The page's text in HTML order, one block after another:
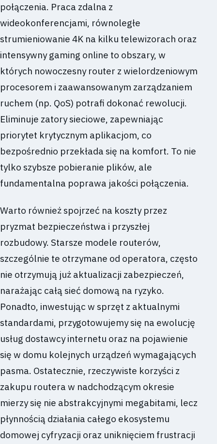
połączenia. Praca zdalna z
wideokonferencjami, równoległe
strumieniowanie 4K na kilku telewizorach oraz
intensywny gaming online to obszary, w
których nowoczesny router z wielordzeniowym
procesorem i zaawansowanym zarządzaniem
ruchem (np. QoS) potrafi dokonać rewolucji.
Eliminuje zatory sieciowe, zapewniając
priorytet krytycznym aplikacjom, co
bezpośrednio przekłada się na komfort. To nie
tylko szybsze pobieranie plików, ale
fundamentalna poprawa jakości połączenia.
Warto również spojrzeć na koszty przez
pryzmat bezpieczeństwa i przyszłej
rozbudowy. Starsze modele routerów,
szczególnie te otrzymane od operatora, często
nie otrzymują już aktualizacji zabezpieczeń,
narażając całą sieć domową na ryzyko.
Ponadto, inwestując w sprzęt z aktualnymi
standardami, przygotowujemy się na ewolucję
usług dostawcy internetu oraz na pojawienie
się w domu kolejnych urządzeń wymagających
pasma. Ostatecznie, rzeczywiste korzyści z
zakupu routera w nadchodzącym okresie
mierzy się nie abstrakcyjnymi megabitami, lecz
płynnością działania całego ekosystemu
domowej cyfryzacji oraz uniknięciem frustracji